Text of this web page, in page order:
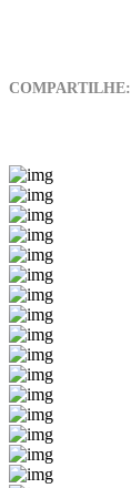
COMPARTILHE: